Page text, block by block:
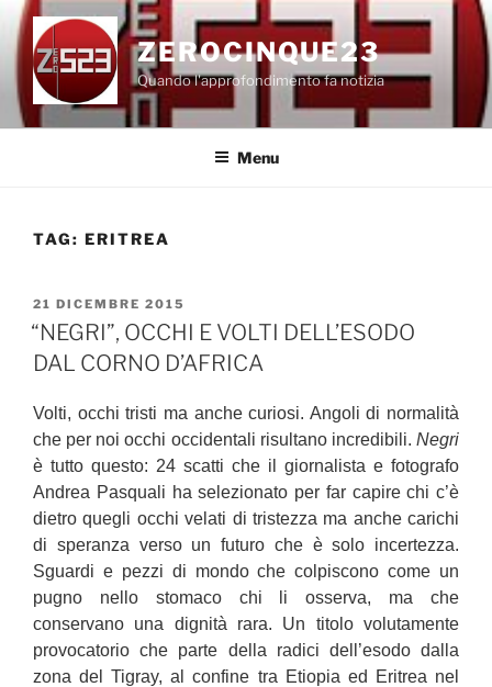
Salta
contenuto
ZEROCINQUE23
Quando l'approfondimento fa notizia
Menu
TAG: ERITREA
PUBBLICATO
IL
21 DICEMBRE 2015
“NEGRI”, OCCHI E VOLTI DELL’ESODO
DAL CORNO D’AFRICA
Volti, occhi tristi ma anche curiosi. Angoli di normalità
che per noi occhi occidentali risultano incredibili. Negri
è tutto questo: 24 scatti che il giornalista e fotografo
Andrea Pasquali ha selezionato per far capire chi c’è
dietro quegli occhi velati di tristezza ma anche carichi
di speranza verso un futuro che è solo incertezza.
Sguardi e pezzi di mondo che colpiscono come un
pugno nello stomaco chi li osserva, ma che
conservano una dignità rara. Un titolo volutamente
provocatorio che parte della radici dell’esodo dalla
zona del Tigray, al confine tra Etiopia ed Eritrea nel